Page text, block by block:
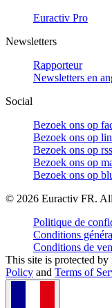
Euractiv Pro
Newsletters
Rapporteur
Newsletters en
Social
Bezoek ons op
Bezoek ons op
Bezoek ons op
Bezoek ons op
Bezoek ons op
© 2026 Euractiv FR.
Politique de
Conditions
Conditions de
This site is protected
Policy and Terms of